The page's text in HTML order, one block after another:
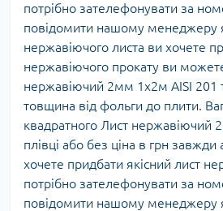
потрібно зателефонувати за
повідомити нашому менеджеру
нержавіючого листа ви хочете
нержавіючого прокату ви
нержавіючий 2мм 1х2м AISI 201
товщина від фольги до плити.
квадратного Лист нержавіючий
плівці або без ціна в грн
хочете придбати якісний лист
потрібно зателефонувати за
повідомити нашому менеджеру